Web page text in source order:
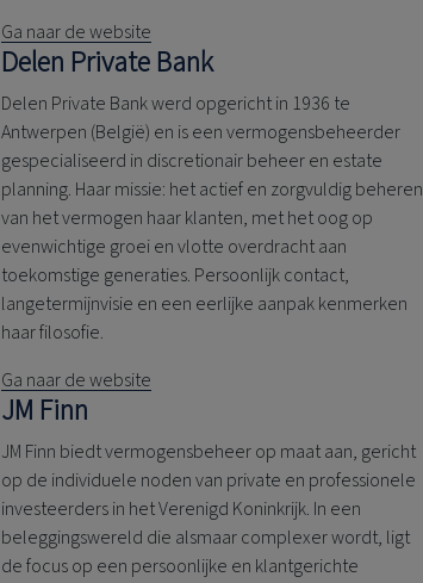
Ga naar de website
Delen Private Bank
Delen Private Bankwerd opgericht in 1936 te
Antwerpen (België) en is een vermogensbeheerder
gespecialiseerd in discretionair beheer en estate
planning. Haar missie: het actief en zorgvuldig beheren
van het vermogen haar klanten, met het oog op
evenwichtige groei en vlotte overdracht aan
toekomstige generaties. Persoonlijk contact,
langetermijnvisie en een eerlijke aanpak kenmerken
haar filosofie.
Ga naar de website
JM Finn
JM Finn biedt vermogensbeheer op maat aan, gericht
op de individuele noden van private en professionele
investeerders in het Verenigd Koninkrijk. In een
beleggingswereld die alsmaar complexer wordt, ligt
de focus op een persoonlijke en klantgerichte